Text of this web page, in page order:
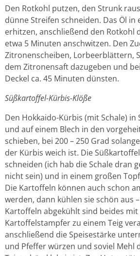
Den Rotkohl putzen, den Strunk
dünne Streifen schneiden. Das Öl in
erhitzen, anschließend den Rotkohl
etwa 5 Minuten anschwitzen. Den
Zitronenscheiben, Lorbeerblättern,
dem Zitronensaft dazugeben und
Deckel ca. 45 Minuten dünsten.
Süßkartoffel-Kürbis-Klöße
Den Hokkaido-Kürbis (mit Schale) in
und auf einem Blech in den
schieben, bei 200 – 250 Grad
der Kürbis weich ist. Die
schneiden (ich hab die Schale dran
nicht sein) und in einem großen
Die Kartoffeln können auch schon
werden, dann kühlen sie schön aus
Kartoffeln abgekühlt sind beides mit
Kartoffelstampfer zu einem Teig
anschließend die Speisestärke
und Pfeffer würzen und soviel Mehl